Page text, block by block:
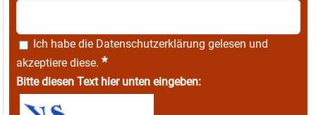
Ich habe die Datenschutzerklärung gelesen und
akzeptiere diese. *
Bitte diesen Text hier unten eingeben: